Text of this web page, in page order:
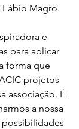
Magro.
e
para aplicar
forma que
projetos
associação. É
a nossa
possibilidades